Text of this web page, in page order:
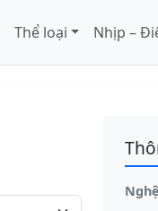
Thể loại Nhịp –